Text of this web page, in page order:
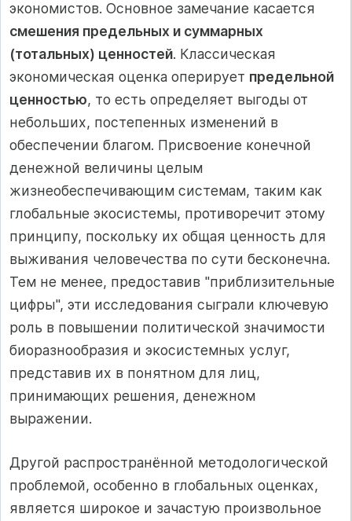
экономистов. Основное замечание касается
смешения предельных и суммарных
(тотальных) ценностей. Классическая
экономическая оценка оперирует предельной
ценностью, то есть определяет выгоды от
небольших, постепенных изменений в
обеспечении благом. Присвоение конечной
денежной величины целым
жизнеобеспечивающим системам, таким как
глобальные экосистемы, противоречит этому
принципу, поскольку их общая ценность для
выживания человечества по сути бесконечна.
Тем не менее, предоставив "приблизительные
цифры", эти исследования сыграли ключевую
роль в повышении политической значимости
биоразнообразия и экосистемных услуг,
представив их в понятном для лиц,
принимающих решения, денежном
выражении.
Другой распространённой методологической
проблемой, особенно в глобальных оценках,
является широкое и зачастую произвольное